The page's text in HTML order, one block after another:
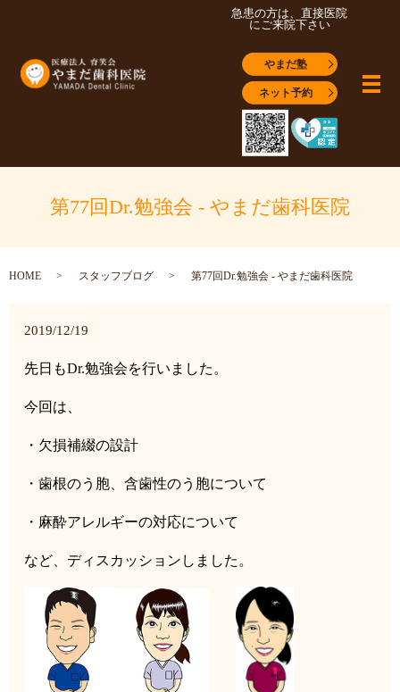
急患の方は、直接医院
にご来院下さい
やまだ塾
ネット予約 メ
第77回Dr.勉強会 - やまだ歯科医院
HOME スタッフブログ 第77回Dr.勉強会 - やまだ歯科医院
2019/12/19
先日もDr.勉強会を行いました。
今回は、
・欠損補綴の設計
・歯根のう胞、含歯性のう胞について
・麻酔アレルギーの対応について
など、ディスカッションしました。